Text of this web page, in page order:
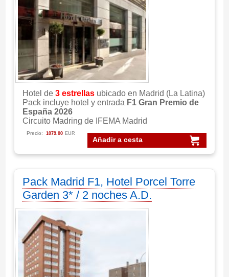
Hotel de 3 estrellasubicado en Madrid (La Latina)
Pack incluye hotel y entrada F1 Gran Premio de
España 2026
Circuito Madring de IFEMA Madrid
Añadir a cesta
Precio: 1079.00 EUR
Pack Madrid F1, Hotel Porcel Torre
Garden 3* / 2 noches A.D.